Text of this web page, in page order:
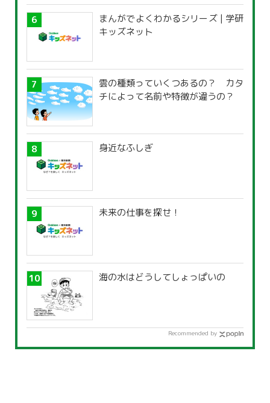
まんがでよくわかるシリーズ | 学研
キッズネット
雲の種類っていくつあるの？ カタ
チによって名前や特徴が違うの？
身近なふしぎ
未来の仕事を探せ！
海の水はどうしてしょっぱいの
Recommended by